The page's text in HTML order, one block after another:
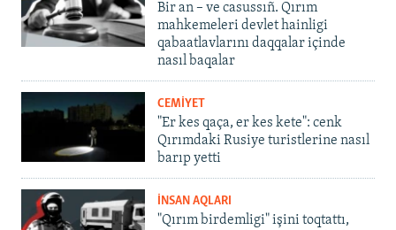
Bir an – ve casussıñ. Qırım
mahkemeleri devlet hainligi
qabaatlavlarını daqqalar içinde
nasıl baqalar
CEMİYET
"Er kes qaça, er kes kete": cenk
Qırımdaki Rusiye turistlerine nasıl
barıp yetti
İNSAN AQLARI
"Qırım birdemligi" işini toqtattı,